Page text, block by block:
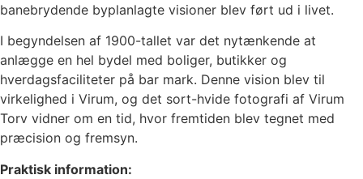
banebrydende byplanlagte visioner blev ført ud i livet.
I begyndelsen af 1900-tallet var det nytænkende at
anlægge en hel bydel med boliger, butikker og
hverdagsfaciliteter på bar mark. Denne vision blev til
virkelighed i Virum, og det sort-hvide fotografi af Virum
Torv vidner om en tid, hvor fremtiden blev tegnet med
præcision og fremsyn.
Praktisk information: